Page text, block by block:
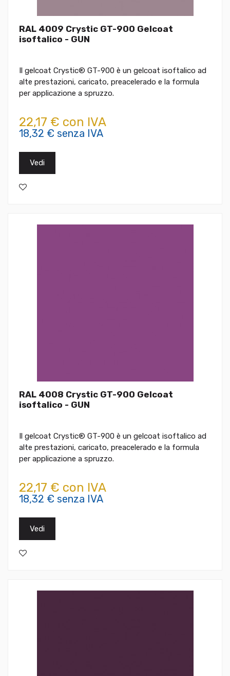
RAL 4009 Crystic GT-900 Gelcoat
isoftalico - GUN
Il gelcoat Crystic® GT-900 è un gelcoat isoftalico ad
alte prestazioni, caricato, preacelerado e la formula
per applicazione a spruzzo.
22,17 € con IVA
18,32 € senza IVA
Vedi
RAL 4008 Crystic GT-900 Gelcoat
isoftalico - GUN
Il gelcoat Crystic® GT-900 è un gelcoat isoftalico ad
alte prestazioni, caricato, preacelerado e la formula
per applicazione a spruzzo.
22,17 € con IVA
18,32 € senza IVA
Vedi